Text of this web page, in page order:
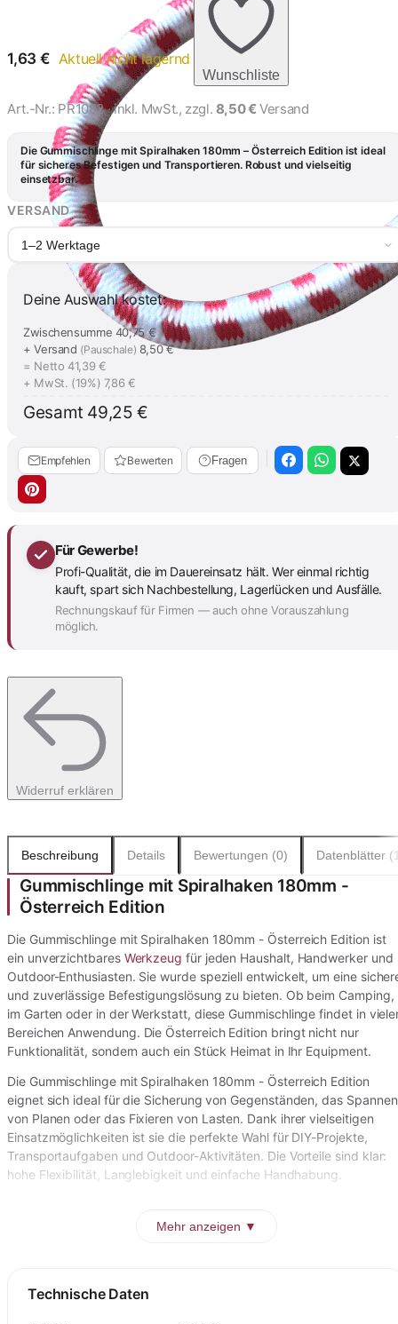
1,63 € Aktuell nicht lagernd
Wunschliste
Art.-Nr.: PR1082· inkl. MwSt., zzgl. 8,50 € Versand
Die Gummischlinge mit Spiralhaken 180mm – Österreich Edition ist ideal
für sicheres Befestigen und Transportieren. Robust und vielseitig
einsetzbar.
VERSAND
1–2 Werktage
Deine Auswahl kostet:
Zwischensumme 40,75 €
+ Versand (Pauschale) 8,50 €
= Netto 41,39 €
+ MwSt. (19%) 7,86 €
Gesamt 49,25 €
Empfehlen Bewerten Fragen
Für Gewerbe!
Profi-Qualität, die im Dauereinsatz hält. Wer einmal richtig
kauft, spart sich Nachbestellung, Lagerlücken und Ausfälle.
Rechnungskauf für Firmen — auch ohne Vorauszahlung
möglich.
Widerruf erklären
Beschreibung Details Bewertungen (0) Datenblätter
Gummischlinge mit Spiralhaken 180mm -
Österreich Edition
Die Gummischlinge mit Spiralhaken 180mm - Österreich Edition ist
ein unverzichtbares Werkzeug für jeden Haushalt, Handwerker und
Outdoor-Enthusiasten. Sie wurde speziell entwickelt, um eine
und zuverlässige Befestigungslösung zu bieten. Ob beim Camping,
im Garten oder in der Werkstatt, diese Gummischlinge findet in
Bereichen Anwendung. Die Österreich Edition bringt nicht nur
Funktionalität, sondern auch ein Stück Heimat in Ihr Equipment.
Die Gummischlinge mit Spiralhaken 180mm - Österreich Edition
eignet sich ideal für die Sicherung von Gegenständen, das Spannen
von Planen oder das Fixieren von Lasten. Dank ihrer vielseitigen
Einsatzmöglichkeiten ist sie die perfekte Wahl für DIY-Projekte,
Transportaufgaben und Outdoor-Aktivitäten. Die Vorteile sind klar:
hohe Flexibilität, Langlebigkeit und einfache Handhabung.
Mehr anzeigen ▼
Technische Daten